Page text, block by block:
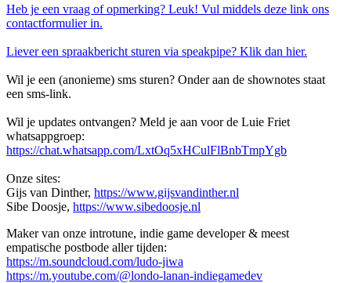
Heb je een vraag of opmerking? Leuk! Vul middels deze link ons
contactformulier in.
Liever een spraakbericht sturen via speakpipe? Klik dan hier.
Wil je een (anonieme) sms sturen? Onder aan de shownotes staat
een sms-link.
Wil je updates ontvangen? Meld je aan voor de Luie Friet
whatsappgroep:
https://chat.whatsapp.com/LxtOq5xHCulFlBnbTmpYgb
Onze sites:
Gijs van Dinther, https://www.gijsvandinther.nl
Sibe Doosje, https://www.sibedoosje.nl
Maker van onze introtune, indie game developer & meest
empatische postbode aller tijden:
https://m.soundcloud.com/ludo-jiwa
https://m.youtube.com/@londo-lanan-indiegamedev